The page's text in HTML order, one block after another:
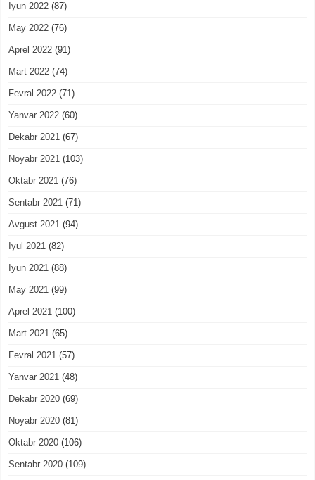
Iyun 2022 (87)
May 2022 (76)
Aprel 2022 (91)
Mart 2022 (74)
Fevral 2022 (71)
Yanvar 2022 (60)
Dekabr 2021 (67)
Noyabr 2021 (103)
Oktabr 2021 (76)
Sentabr 2021 (71)
Avgust 2021 (94)
Iyul 2021 (82)
Iyun 2021 (88)
May 2021 (99)
Aprel 2021 (100)
Mart 2021 (65)
Fevral 2021 (57)
Yanvar 2021 (48)
Dekabr 2020 (69)
Noyabr 2020 (81)
Oktabr 2020 (106)
Sentabr 2020 (109)